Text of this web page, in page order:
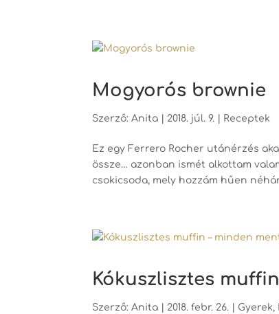
Mogyorós brownie
Szerző:Anita 2018. júl. 9. Receptek
Ez egy Ferrero Rocher utánérzés
össze… azonban ismét alkottam
csokicsoda, mely hozzám hűen
Kókuszlisztes
Szerző:Anita 2018. febr. 26. Gyerek,